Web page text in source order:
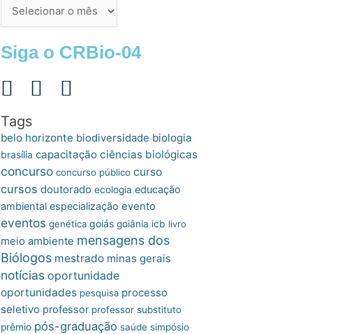
postagens
Siga o CRBio-04
Tags
belo horizonte biodiversidade biologia
brasília capacitação ciências biológicas
concurso concurso público curso
cursos doutorado ecologia educação
ambiental especialização evento
eventos genética goiás goiânia icb livro
meio ambiente mensagens dos
Biólogos mestrado minas gerais
notícias oportunidade
oportunidades pesquisa processo
seletivo professor professor substituto
prêmio pós-graduação saúde simpósio